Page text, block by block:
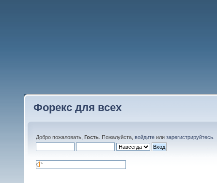
Форекс для всех
Добро пожаловать, Гость . Пожалуйста, войдите или зарегистрируйтесь